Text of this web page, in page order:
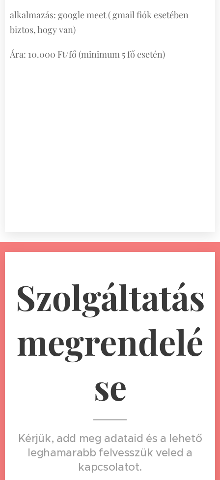
alkalmazás: google meet ( gmail fiók esetében
biztos, hogy van)
Ára: 10.000 Ft/fő (minimum 5 fő esetén)
Szolgáltatás
megrendelé
se
Kérjük, add meg adataid és a lehető
leghamarabb felvesszük veled a
kapcsolatot.